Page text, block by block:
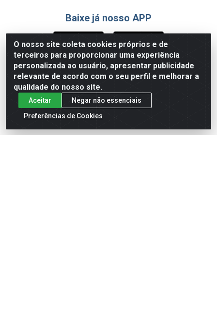
O nosso site coleta cookies próprios e de
terceiros para proporcionar uma experiência
personalizada ao usuário, apresentar publicidade
relevante de acordo com o seu perfil e melhorar a
qualidade do nosso site.
Aceitar
Negar não essenciais
Preferências de Cookies
Baixe já nosso APP
Formas de Pagamento